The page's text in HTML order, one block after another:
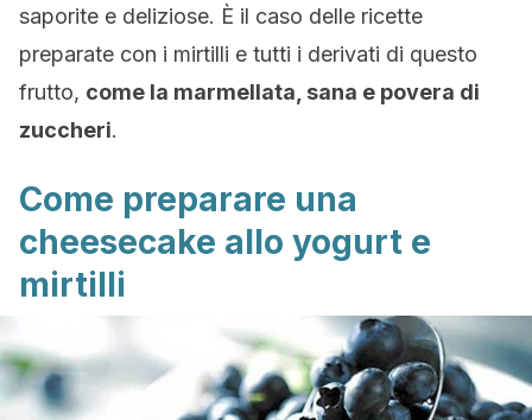
saporite e deliziose. È il caso delle ricette
preparate con i mirtilli e tutti i derivati di questo
frutto, come la marmellata, sana e povera di
zuccheri.
Come preparare una
cheesecake allo yogurt e
mirtilli